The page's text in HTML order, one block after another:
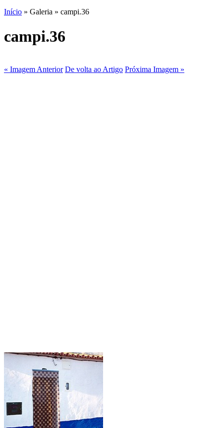
Início » Galeria » campi.36
campi.36
« Imagem Anterior De volta ao Artigo Próxima Imagem »